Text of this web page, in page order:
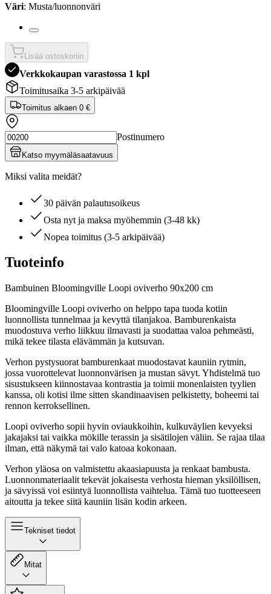
Väri: Musta/luonnonväri
Lisää ostoskoriin
Verkkokaupan varastossa 1 kpl
Toimitusaika 3-5 arkipäivää
Toimitus alkaen 0 €
Postinumero
Katso myymäläsaatavuus
Miksi valita meidät?
30 päivän palautusoikeus
Osta nyt ja maksa myöhemmin (3-48 kk)
Nopea toimitus (3-5 arkipäivää)
Tuoteinfo
Bambuinen Bloomingville Loopi oviverho 90x200 cm
Bloomingville Loopi oviverho on helppo tapa tuoda kotiin
luonnollista tunnelmaa ja kevyttä tilanjakoa. Bamburenkaista
muodostuva verho liikkuu ilmavasti ja suodattaa valoa pehmeästi,
mikä tekee tilasta elävämmän ja kutsuvan.
Verhon pystysuorat bamburenkaat muodostavat kauniin rytmin,
jossa vuorottelevat luonnonvärisen ja mustan sävyt. Yhdistelmä tuo
sisustukseen kiinnostavaa kontrastia ja toimii monenlaisten tyylien
kanssa, oli kotisi ilme sitten skandinaavisen pelkistetty, boheemi tai
rennon kerroksellinen.
Loopi oviverho sopii hyvin oviaukkoihin, kulkuväylien kevyeksi
jakajaksi tai vaikka mökille terassin ja sisätilojen väliin. Se rajaa tilaa
ilman, että näkymä tai valo katoaa kokonaan.
Verhon yläosa on valmistettu akaasiapuusta ja renkaat bambusta.
Luonnonmateriaalit tekevät jokaisesta verhosta hieman yksilöllisen,
ja sävyissä voi esiintyä luonnollista vaihtelua. Tämä tuo tuotteeseen
aitoutta ja tekee siitä kauniin lisän kodin arkeen.
Tekniset tiedot
Mitat